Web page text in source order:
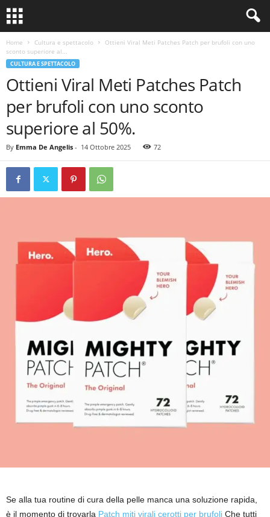
Home Cultura e spettacolo
Ottieni Viral Meti Patches Patch per brufoli con uno
sconto superiore al...
CULTURA E SPETTACOLO
Ottieni Viral Meti Patches Patch
per brufoli con uno sconto
superiore al 50%.
By Emma De Angelis - 14 Ottobre 2025 72
Se alla tua routine di cura della pelle manca una soluzione rapida,
è il momento di trovarla Patch miti virali cerotti per brufoli Che tutti